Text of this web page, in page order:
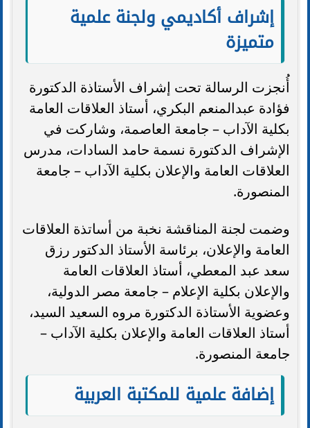
إشراف أكاديمي ولجنة علمية
متميزة
أُنجزت الرسالة تحت إشراف الأستاذة الدكتورة
فؤادة عبدالمنعم البكري، أستاذ العلاقات العامة
بكلية الآداب – جامعة العاصمة، وشاركت في
الإشراف الدكتورة نسمة حامد السادات، مدرس
العلاقات العامة والإعلان بكلية الآداب – جامعة
المنصورة.
وضمت لجنة المناقشة نخبة من أساتذة العلاقات
العامة والإعلان، برئاسة الأستاذ الدكتور رزق
سعد عبد المعطي، أستاذ العلاقات العامة
والإعلان بكلية الإعلام – جامعة مصر الدولية،
وعضوية الأستاذة الدكتورة مروه السعيد السيد،
أستاذ العلاقات العامة والإعلان بكلية الآداب –
جامعة المنصورة.
إضافة علمية للمكتبة العربية